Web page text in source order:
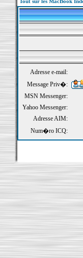
Adresse e-mail:
Message Priv�:
MSN Messenger:
Yahoo Messenger:
Adresse AIM:
Num�ro ICQ: